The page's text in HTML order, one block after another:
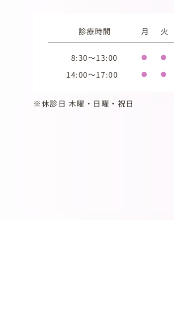
診療時間 月 火
8:30～13:00 ● ●
14:00～17:00 ● ●
※休診日 木曜・日曜・祝日